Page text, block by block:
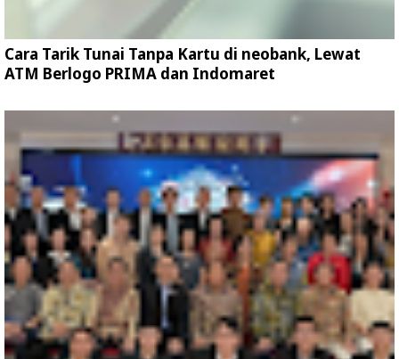
Cara Tarik Tunai Tanpa Kartu di neobank, Lewat
ATM Berlogo PRIMA dan Indomaret